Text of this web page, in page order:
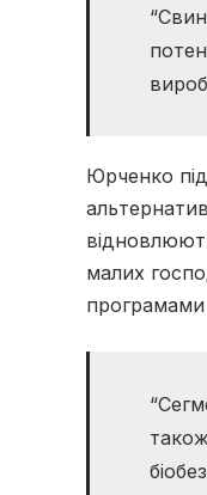
Юрченко
малих
програмами